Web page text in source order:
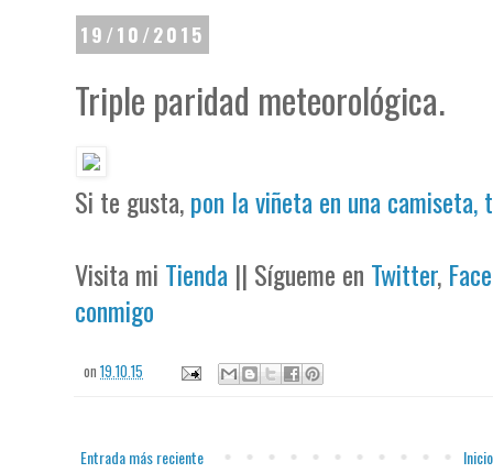
19/10/2015
Triple paridad meteorológica.
Si te gusta,pon la viñeta en una camiseta,
Visita mi Tienda || Sígueme en Twitter,
conmigo
on19.10.15
Entrada más reciente Inicio